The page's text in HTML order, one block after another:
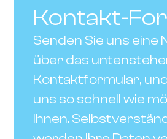
Kontakt-
Senden Sie uns eine
über das
Kontaktformular,
uns so schnell wie
Ihnen.